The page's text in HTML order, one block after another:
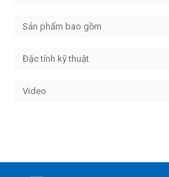
Sản phẩm bao gồm
Đặc tính kỹ thuật
Video